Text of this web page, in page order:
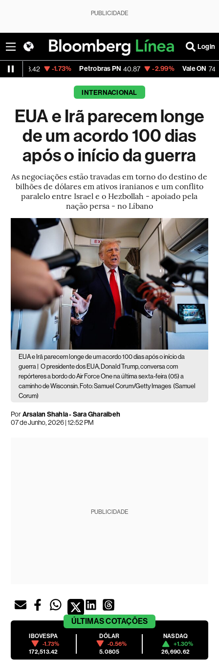
PUBLICIDADE
Login
-1.73% Petrobras PN 40.87 -2.99% Vale ON 74.97 -0.56%
INTERNACIONAL
EUA e Irã parecem longe
de um acordo 100 dias
após o início da guerra
As negociações estão travadas em torno do destino de
bilhões de dólares em ativos iranianos e um conflito
paralelo entre Israel e o Hezbollah - apoiado pela
nação persa - no Líbano
EUA e Irã parecem longe de um acordo 100 dias após o início da
guerra |
O presidente dos EUA, Donald Trump, conversa com
repórteres a bordo do Air Force One na última sexta-feira (05) a
caminho de Wisconsin. Foto: Samuel Corum/Getty Images (Samuel
Corum)
PorArsalan Shahla - Sara Gharaibeh
07 de Junho, 2026 | 12:52 PM
PUBLICIDADE
ÚLTIMASCOTAÇÕES
IBOVESPA
-1.73%
172,513.42
DÓLAR
-0.56%
5.0805
NASDAQ
+1.30%
26,690.62